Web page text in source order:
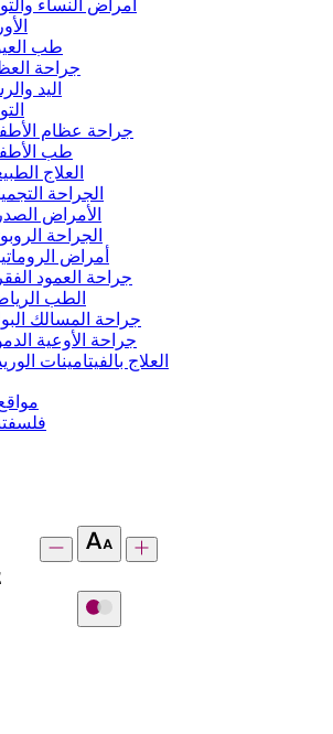
أمراض النساء
طب
جراحة
اليد
جراحة عظام
طب
العلاج
الجراحة
الأمراض
الجراحة
أمراض
جراحة العمود
الطب
جراحة المسالك
جراحة الأوعية
العلاج بالفيتامينات